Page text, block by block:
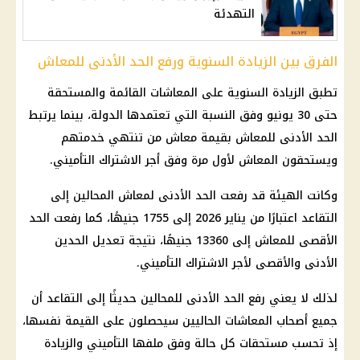
التهدئة
الفرق بين الزيادة السنوية ورفع الحد الأدنى للمعاش
تطبق الزيادة السنوية على المعاشات القائمة والمستحقة
حتى 30 يونيو وفق النسبة التي تعتمدها الدولة، بينما يرتبط
الحد الأدنى للمعاش بقيمة معاش من تنتهي خدمتهم
ويستحقون المعاش لأول مرة وفق أجر الاشتراك التأميني.
وكانت الهيئة قد رفعت الحد الأدنى لمعاش المحالين إلى
التقاعد اعتبارًا من يناير 2026 إلى 1755 جنيهًا، كما رفعت الحد
الأقصى للمعاش إلى 13360 جنيهًا، نتيجة تعديل الحدين
الأدنى والأقصى لأجر الاشتراك التأميني.
لذلك لا يعني رفع الحد الأدنى للمحالين حديثًا إلى التقاعد أن
جميعأصحاب المعاشات الحاليين سيحصلون على القيمة نفسها،
إذ تحسب مستحقات كل حالة وفق ملفها التأميني والزيادة